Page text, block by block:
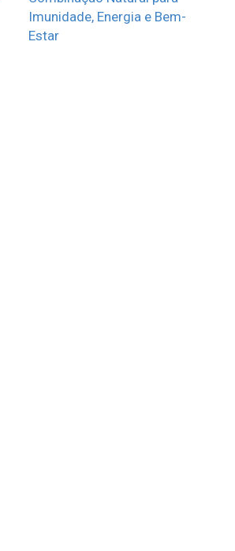
Imunidade, Energia e Bem-
Estar